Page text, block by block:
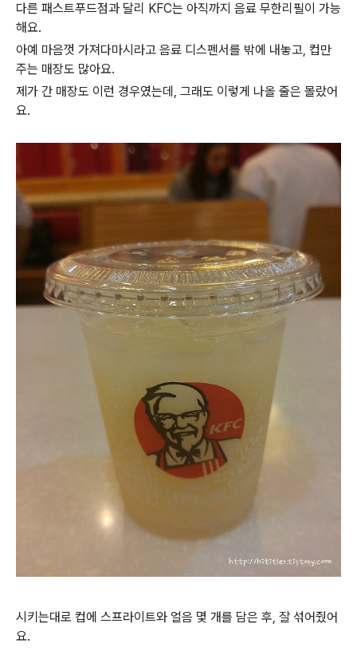
다른 패스트푸드점과 달리 KFC는 아직까지 음료 무한리필이 가능
해요.
아예 마음껏 가져다마시라고 음료 디스펜서를 밖에 내놓고, 컵만
주는 매장도 많아요.
제가 간 매장도 이런 경우였는데, 그래도 이렇게 나올 줄은 몰랐어
요.
시키는대로 컵에 스프라이트와 얼음 몇 개를 담은 후, 잘 섞어줬어
요.